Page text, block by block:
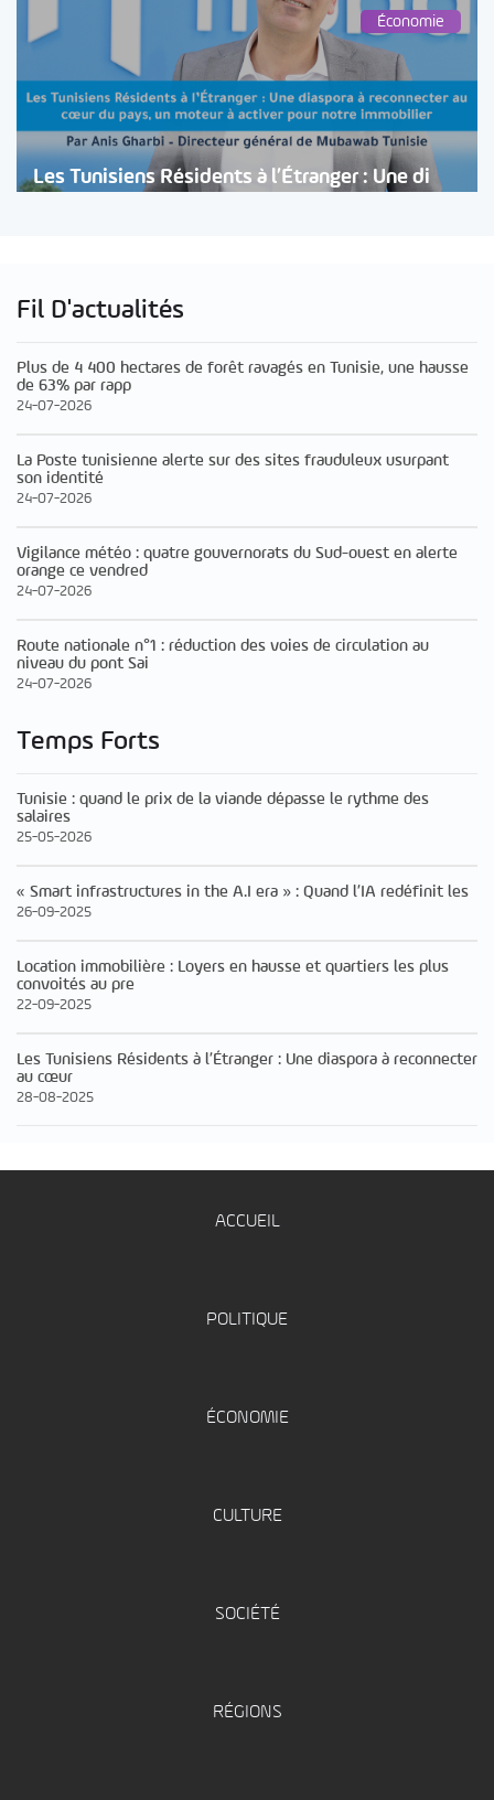
Économie
Les Tunisiens Résidents à l’Étranger : Une di
Fil D'actualités
Plus de 4 400 hectares de forêt ravagés en Tunisie, une hausse
de 63% par rapp
24-07-2026
La Poste tunisienne alerte sur des sites frauduleux usurpant
son identité
24-07-2026
Vigilance météo : quatre gouvernorats du Sud-ouest en alerte
orange ce vendred
24-07-2026
Route nationale n°1 : réduction des voies de circulation au
niveau du pont Sai
24-07-2026
Temps Forts
Tunisie : quand le prix de la viande dépasse le rythme des
salaires
25-05-2026
« Smart infrastructures in the A.I era » : Quand l’IA redéfinit les
26-09-2025
Location immobilière : Loyers en hausse et quartiers les plus
convoités au pre
22-09-2025
Les Tunisiens Résidents à l’Étranger : Une diaspora à reconnecter
au cœur
28-08-2025
ACCUEIL
POLITIQUE
ÉCONOMIE
CULTURE
SOCIÉTÉ
RÉGIONS